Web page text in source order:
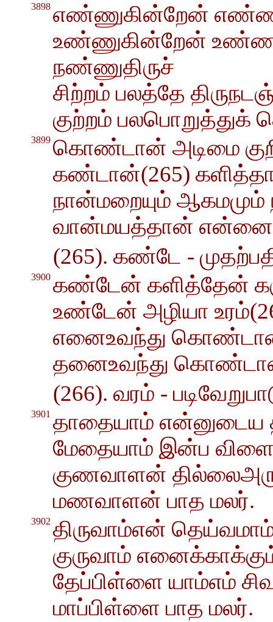
3898 எண்ணுகின்றேன்
உண்ணுகின்றேன்
நண்ணுதிருச்
சிற்றம் பலத்தே
குற்றம்
3899 கொண்டான் அடிமை
கண்டான்(265)
நான்மறையும் ஆகமமும்
வான்மயத்தான் என்னை
(265). கண்டே -
3900 கண்டேன் களித்தேன்
உண்டேன் அழியா
எனைஉவந்து
தனைஉவந்து
(266). வரம் -
3901 தாதையாம் என்னுடைய
மேதையாம் இன்ப
குணவாளன்
மணவாளன் பாத மலர்.
3902 திருவாம்என்
குருவாம்
தேப்பிள்ளை யாம்எம்
மாப்பிள்ளை பாத மலர்.